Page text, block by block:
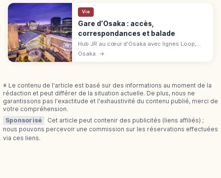
Vie
Gare d’Osaka : accès,
correspondances et balade
Hub JR au cœur d'Osaka avec lignes Loop,
Kyoto, Kobe et Kansai Airport, la gare d'Osaka
Osaka →
※ Le contenu de l'article est basé sur des informations au moment de la
rédaction et peut différer de la situation actuelle. De plus, nous ne
garantissons pas l'exactitude et l'exhaustivité du contenu publié, merci de
votre compréhension.
Sponsorisé
Cet article peut contenir des publicités (liens affiliés) ;
nous pouvons percevoir une commission sur les réservations effectuées
via ces liens.